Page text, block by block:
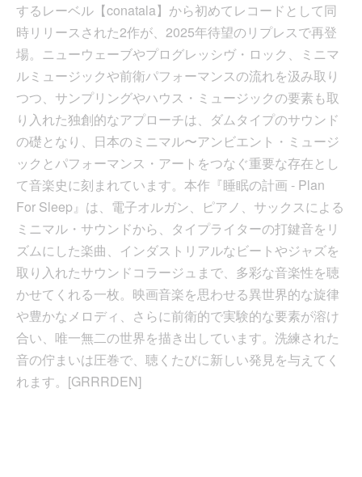
するレーベル【conatala】から初めてレコードとして同
時リリースされた2作が、2025年待望のリプレスで再登
場。ニューウェーブやプログレッシヴ・ロック、ミニマ
ルミュージックや前衛パフォーマンスの流れを汲み取り
つつ、サンプリングやハウス・ミュージックの要素も取
り入れた独創的なアプローチは、ダムタイプのサウンド
の礎となり、日本のミニマル〜アンビエント・ミュージ
ックとパフォーマンス・アートをつなぐ重要な存在とし
て音楽史に刻まれています。本作『睡眠の計画 - Plan
For Sleep』は、電子オルガン、ピアノ、サックスによる
ミニマル・サウンドから、タイプライターの打鍵音をリ
ズムにした楽曲、インダストリアルなビートやジャズを
取り入れたサウンドコラージュまで、多彩な音楽性を聴
かせてくれる一枚。映画音楽を思わせる異世界的な旋律
や豊かなメロディ、さらに前衛的で実験的な要素が溶け
合い、唯一無二の世界を描き出しています。洗練された
音の佇まいは圧巻で、聴くたびに新しい発見を与えてく
れます。[GRRRDEN]